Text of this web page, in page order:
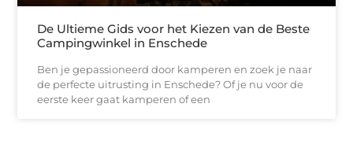
De Ultieme Gids voor het Kiezen van de Beste
Campingwinkel in Enschede
Ben je gepassioneerd door kamperen en zoek je naar
de perfecte uitrusting in Enschede? Of je nu voor de
eerste keer gaat kamperen of een